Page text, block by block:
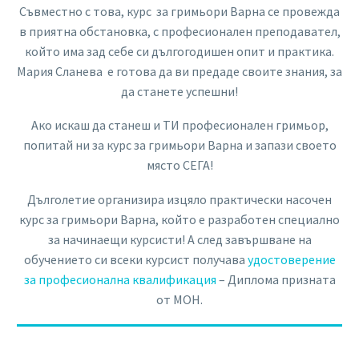
Съвместно с това, курс за гримьори Варна се провежда
в приятна обстановка, с професионален преподавател,
който има зад себе си дългогодишен опит и практика.
Мария Сланева е готова да ви предаде своите знания, за
да станете успешни!
Ако искаш да станеш и ТИ професионален гримьор,
попитай ни за курс за гримьори Варна и запази своето
място СЕГА!
Дълголетие организира изцяло практически насочен
курс за гримьори Варна, който е разработен специално
за начинаещи курсисти! А след завършване на
обучението си всеки курсист получава удостоверение
за професионална квалификация – Диплома призната
от МОН.